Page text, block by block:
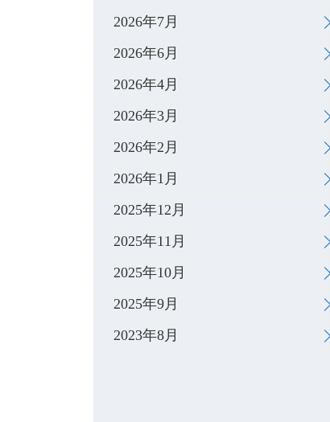
2026年7月
2026年6月
2026年4月
2026年3月
2026年2月
2026年1月
2025年12月
2025年11月
2025年10月
2025年9月
2023年8月